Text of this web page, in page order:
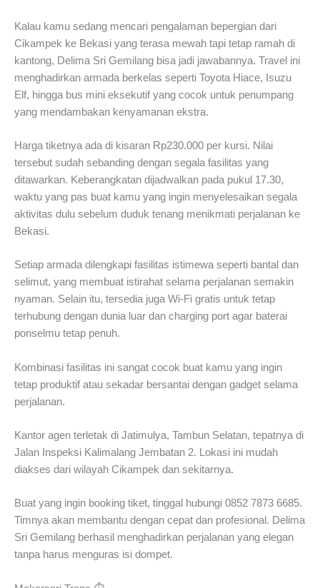
Kalau kamu sedang mencari pengalaman bepergian dari
Cikampek ke Bekasi yang terasa mewah tapi tetap ramah di
kantong, Delima Sri Gemilang bisa jadi jawabannya. Travel ini
menghadirkan armada berkelas seperti Toyota Hiace, Isuzu
Elf, hingga bus mini eksekutif yang cocok untuk penumpang
yang mendambakan kenyamanan ekstra.
Harga tiketnya ada di kisaran Rp230.000 per kursi. Nilai
tersebut sudah sebanding dengan segala fasilitas yang
ditawarkan. Keberangkatan dijadwalkan pada pukul 17.30,
waktu yang pas buat kamu yang ingin menyelesaikan segala
aktivitas dulu sebelum duduk tenang menikmati perjalanan ke
Bekasi.
Setiap armada dilengkapi fasilitas istimewa seperti bantal dan
selimut, yang membuat istirahat selama perjalanan semakin
nyaman. Selain itu, tersedia juga Wi-Fi gratis untuk tetap
terhubung dengan dunia luar dan charging port agar baterai
ponselmu tetap penuh.
Kombinasi fasilitas ini sangat cocok buat kamu yang ingin
tetap produktif atau sekadar bersantai dengan gadget selama
perjalanan.
Kantor agen terletak di Jatimulya, Tambun Selatan, tepatnya di
Jalan Inspeksi Kalimalang Jembatan 2. Lokasi ini mudah
diakses dari wilayah Cikampek dan sekitarnya.
Buat yang ingin booking tiket, tinggal hubungi 0852 7873 6685.
Timnya akan membantu dengan cepat dan profesional. Delima
Sri Gemilang berhasil menghadirkan perjalanan yang elegan
tanpa harus menguras isi dompet.